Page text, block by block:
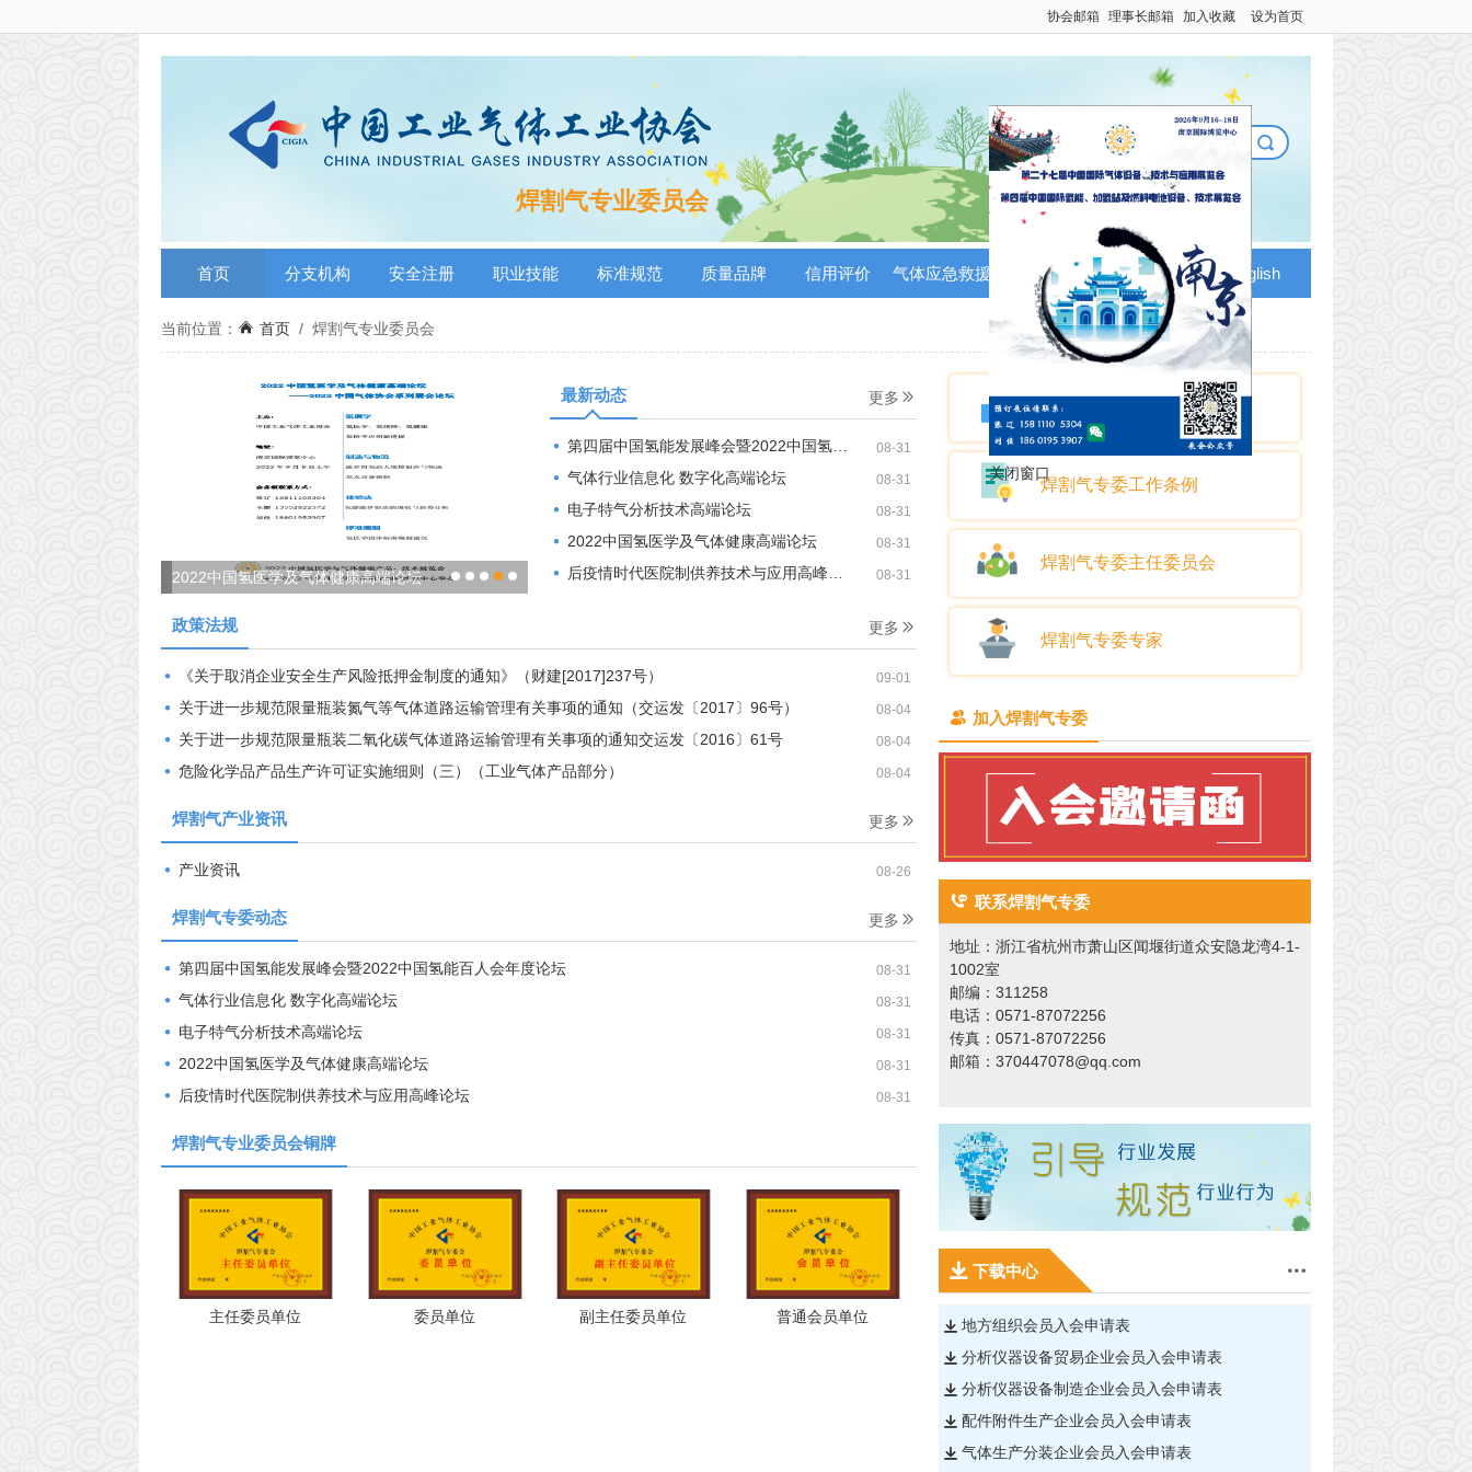
设为首页
加入收藏
理事长邮箱
协会邮箱
焊割气专业委员会
热搜： 气体 培训 压力容器 安全
首页 分支机构 安全注册 职业技能 标准规范 质量品牌 信用评价 气体应急救援 信息市场 党建工作 English
当前位置： 首页 / 焊割气专业委员会
2022中国氢医学及气体健康高端论坛 后疫情时代医院制供养技术与应用高峰论坛
最新动态 更多
第四届中国氢能发展峰会暨2022中国氢能百人会年度论坛 08-31
气体行业信息化 数字化高端论坛 08-31
电子特气分析技术高端论坛 08-31
2022中国氢医学及气体健康高端论坛 08-31
后疫情时代医院制供养技术与应用高峰论坛 08-31
政策法规 更多
《关于取消企业安全生产风险抵押金制度的通知》（财建[2017]237号） 09-01
关于进一步规范限量瓶装氮气等气体道路运输管理有关事项的通知（交运发〔2017〕96号） 08-04
关于进一步规范限量瓶装二氧化碳气体道路运输管理有关事项的通知交运发〔2016〕61号 08-04
危险化学品产品生产许可证实施细则（三）（工业气体产品部分） 08-04
焊割气产业资讯 更多
产业资讯 08-26
焊割气专委动态 更多
第四届中国氢能发展峰会暨2022中国氢能百人会年度论坛 08-31
气体行业信息化 数字化高端论坛 08-31
电子特气分析技术高端论坛 08-31
2022中国氢医学及气体健康高端论坛 08-31
后疫情时代医院制供养技术与应用高峰论坛 08-31
焊割气专业委员会铜牌
主任委员单位 委员单位 副主任委员单位 普通会员单位
焊割气专委简介
焊割气专委工作条例
焊割气专委主任委员会
焊割气专委专家
加入焊割气专委
联系焊割气专委
地址：浙江省杭州市萧山区闻堰街道众安隐龙湾4-1-
1002室
邮编：311258
电话：0571-87072256
传真：0571-87072256
邮箱： 370447078@qq.com
下载中心
地方组织会员入会申请表
分析仪器设备贸易企业会员入会申请表
分析仪器设备制造企业会员入会申请表
配件附件生产企业会员入会申请表
气体生产分装企业会员入会申请表
关闭窗口